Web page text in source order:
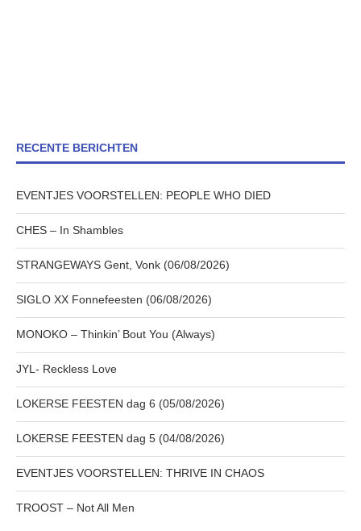
RECENTE BERICHTEN
EVENTJES VOORSTELLEN: PEOPLE WHO DIED
CHES – In Shambles
STRANGEWAYS Gent, Vonk (06/08/2026)
SIGLO XX Fonnefeesten (06/08/2026)
MONOKO – Thinkin’ Bout You (Always)
JYL- Reckless Love
LOKERSE FEESTEN dag 6 (05/08/2026)
LOKERSE FEESTEN dag 5 (04/08/2026)
EVENTJES VOORSTELLEN: THRIVE IN CHAOS
TROOST – Not All Men